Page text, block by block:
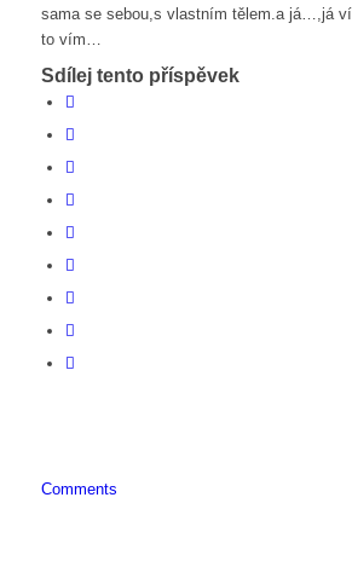
sama se sebou,s vlastním tělem.a já…,já
to vím…
Sdílej tento příspěvek
Comments